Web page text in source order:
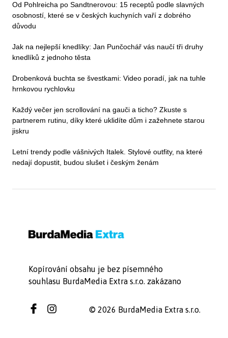
Od Pohlreicha po Sandtnerovou: 15 receptů podle slavných
osobností, které se v českých kuchyních vaří z dobrého
důvodu
Jak na nejlepší knedlíky: Jan Punčochář vás naučí tři druhy
knedlíků z jednoho těsta
Drobenková buchta se švestkami: Video poradí, jak na tuhle
hrnkovou rychlovku
Každý večer jen scrollování na gauči a ticho? Zkuste s
partnerem rutinu, díky které uklidíte dům i zažehnete starou
jiskru
Letní trendy podle vášnivých Italek. Stylové outfity, na které
nedají dopustit, budou slušet i českým ženám
Kopírování obsahu je bez písemného
souhlasu BurdaMedia Extra s.r.o. zakázano
© 2026 BurdaMedia Extra s.r.o.